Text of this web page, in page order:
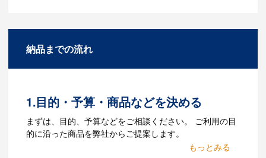
があります。Adobe illustratorのaiファイ
Q：ウェブサイトに掲載され
ていないオリジナルのノベル
納品までの流れ
1.目的・予算・商品などを決める
まずは、目的、予算などをご相談ください。 ご利用の目
的に沿った商品を弊社からご提案します。